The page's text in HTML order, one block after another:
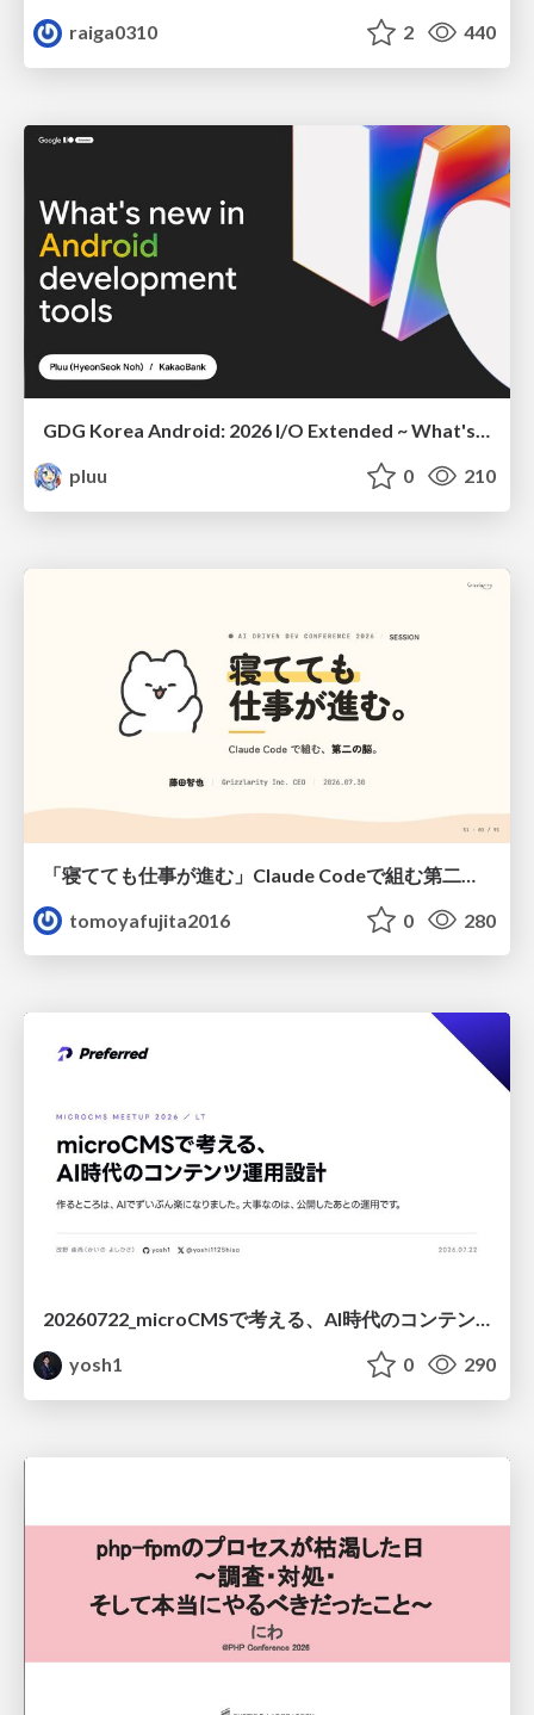
raiga0310 2 440
GDG Korea Android: 2026 I/O Extended ~ What's new in Android development tools
pluu
0 210
tomoyafujita2016
0 280
20260722_microCMSで考える、AI時代のコンテンツ運用設計
yosh1
0 290